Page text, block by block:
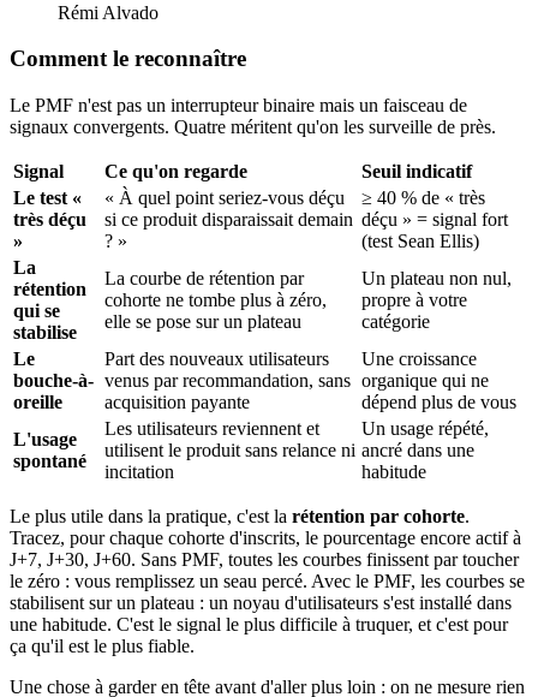
Rémi Alvado
Comment le reconnaître
Le PMF n'est pas un interrupteur binaire mais un faisceau de
signaux convergents. Quatre méritent qu'on les surveille de près.
Signal Ce qu'on regarde
Seuil indicatif
Le test «
très déçu
»
« À quel point seriez-vous déçu
si ce produit disparaissait demain
? »
≥ 40 % de « très
déçu » = signal fort
(test Sean Ellis)
La
rétention
qui se
stabilise
La courbe de rétention par
cohorte ne tombe plus à zéro,
elle se pose sur un plateau
Un plateau non nul,
propre à votre
catégorie
Le
bouche-à-
oreille
Part des nouveaux utilisateurs
venus par recommandation, sans
acquisition payante
Une croissance
organique qui ne
dépend plus de vous
L'usage
spontané
Les utilisateurs reviennent et
utilisent le produit sans relance ni
incitation
Un usage répété,
ancré dans une
habitude
Le plus utile dans la pratique, c'est la rétention par cohorte.
Tracez, pour chaque cohorte d'inscrits, le pourcentage encore actif à
J+7, J+30, J+60. Sans PMF, toutes les courbes finissent par toucher
le zéro : vous remplissez un seau percé. Avec le PMF, les courbes se
stabilisent sur un plateau : un noyau d'utilisateurs s'est installé dans
une habitude. C'est le signal le plus difficile à truquer, et c'est pour
ça qu'il est le plus fiable.
Une chose à garder en tête avant d'aller plus loin : on ne mesure rien